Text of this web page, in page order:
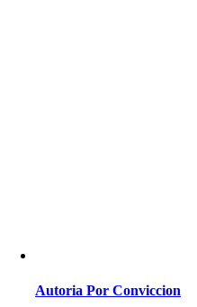
Autoria Por Conviccion